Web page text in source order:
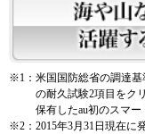
※1： 米国国防総省の調達
の耐久試験2項目をク
保有したau初のスマー
※2： 2015年3月31日現在に